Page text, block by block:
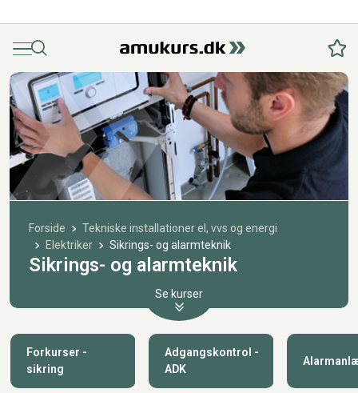
MenuSøg
Forside
Tekniske installationer el, vvs og energi
Elektriker
Sikrings- og alarmteknik
Sikrings- og alarmteknik
Se kurser
Forkurser -
sikring
Adgangskontrol -
ADK